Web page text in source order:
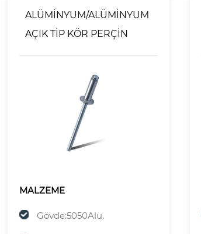
ALÜMİNYUM/ALÜMİNYUM
AÇIK TİP KÖR PERÇİN
MALZEME
Gövde:5050Alu.